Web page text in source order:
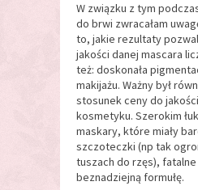
W związku z tym
do brwi zwracałam
to, jakie rezultaty
jakości danej mascara
też: doskonała
makijażu. Ważny był
stosunek ceny do
kosmetyku. Szerokim
maskary, które miały
szczoteczki (np tak
tuszach do rzęs),
beznadziejną formułę.